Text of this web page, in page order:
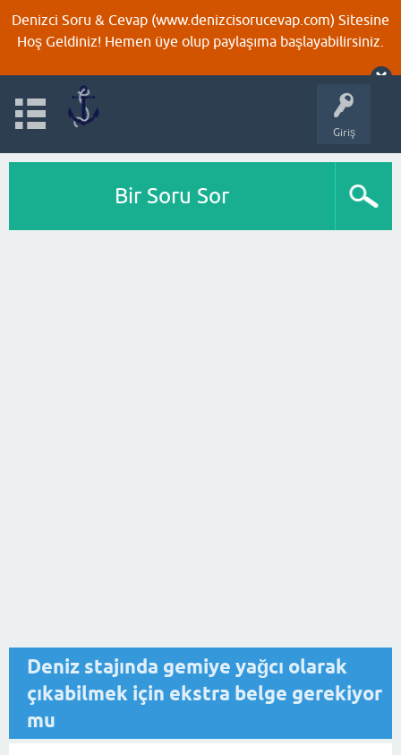
Denizci Soru & Cevap (www.denizcisorucevap.com) Sitesine
Hoş Geldiniz! Hemen üye olup paylaşıma başlayabilirsiniz.
Giriş
Bir Soru Sor
Deniz stajında gemiye yağcı olarak
çıkabilmek için ekstra belge gerekiyor
mu